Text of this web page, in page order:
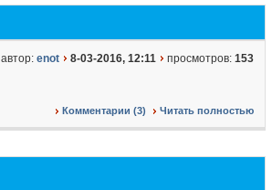
автор: enot 8-03-2016, 12:11 просмотров: 153
Комментарии (3) Читать полностью